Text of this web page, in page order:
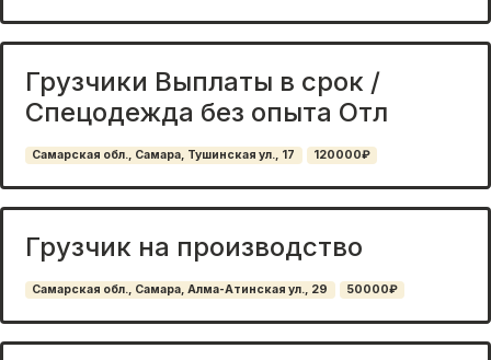
Грузчики Выплаты в срок /
Спецодежда без опыта Отл
Самарская обл., Самара, Тушинская ул., 17 120000₽
Грузчик на производство
Самарская обл., Самара, Алма-Атинская ул., 29 50000₽